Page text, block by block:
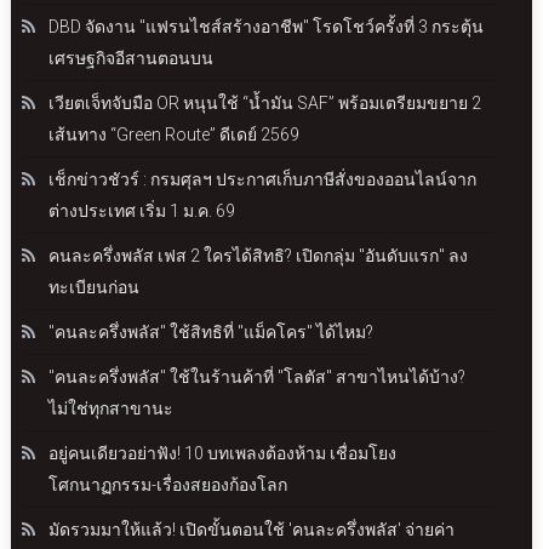
DBD จัดงาน "แฟรนไชส์สร้างอาชีพ" โรดโชว์ครั้งที่ 3 กระตุ้น
เศรษฐกิจอีสานตอนบน
เวียตเจ็ทจับมือ OR หนุนใช้ “น้ำมัน SAF” พร้อมเตรียมขยาย 2
เส้นทาง “Green Route” ดีเดย์ 2569
เช็กข่าวชัวร์ : กรมศุลฯ ประกาศเก็บภาษีสั่งของออนไลน์จาก
ต่างประเทศ เริ่ม 1 ม.ค. 69
คนละครึ่งพลัส เฟส 2 ใครได้สิทธิ? เปิดกลุ่ม "อันดับแรก" ลง
ทะเบียนก่อน
"คนละครึ่งพลัส" ใช้สิทธิที่ "แม็คโคร" ได้ไหม?
"คนละครึ่งพลัส" ใช้ในร้านค้าที่ "โลตัส" สาขาไหนได้บ้าง?
ไม่ใช่ทุกสาขานะ
อยู่คนเดียวอย่าฟัง! 10 บทเพลงต้องห้าม เชื่อมโยง
โศกนาฏกรรม-เรื่องสยองก้องโลก
มัดรวมมาให้แล้ว! เปิดขั้นตอนใช้ 'คนละครึ่งพลัส' จ่ายค่า